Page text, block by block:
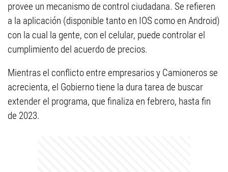
provee un mecanismo de control ciudadana. Se refieren
a la aplicación (disponible tanto en IOS como en Android)
con la cual la gente, con el celular, puede controlar el
cumplimiento del acuerdo de precios.
Mientras el conflicto entre empresarios y Camioneros se
acrecienta, el Gobierno tiene la dura tarea de buscar
extender el programa, que finaliza en febrero, hasta fin
de 2023.